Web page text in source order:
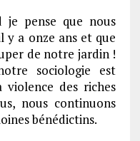
pense que nous
y a onze ans et que
de notre jardin !
sociologie est
des riches
nous continuons
bénédictins.